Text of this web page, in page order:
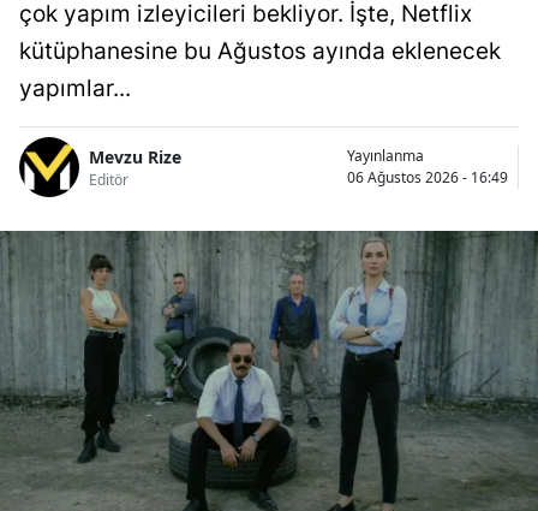
çok yapım izleyicileri bekliyor. İşte, Netflix
kütüphanesine bu Ağustos ayında eklenecek
yapımlar...
Mevzu Rize
Editör
Yayınlanma
06 Ağustos 2026 - 16:49